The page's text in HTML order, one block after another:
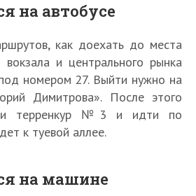
на автобусе
как доехать до места
и центрального рынка
номером 27. Выйти нужно на
Димитрова». После этого
терренкур №3 и идти по
к туевой аллее.
на машине